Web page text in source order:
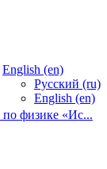
English ‎(en)‎
Русский ‎(ru)‎
English ‎(en)‎
по физике «Ис...